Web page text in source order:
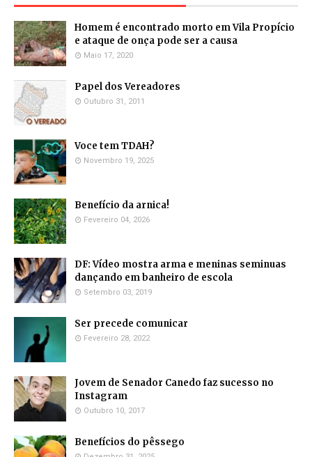
Homem é encontrado morto em Vila Propício
e ataque de onça pode ser a causa
Maio 17, 2020
Papel dos Vereadores
Outubro 31, 2011
Voce tem TDAH?
Novembro 19, 2025
Benefício da arnica!
Fevereiro 04, 2026
DF: Vídeo mostra arma e meninas seminuas
dançando em banheiro de escola
Setembro 03, 2019
Ser precede comunicar
Fevereiro 28, 2022
Jovem de Senador Canedo faz sucesso no
Instagram
Outubro 10, 2017
Benefícios do pêssego